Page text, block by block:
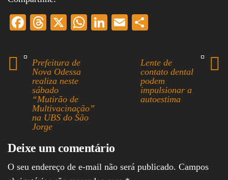
Fa
bo
ok
T
ea
ds
X
W
Li
E
ail
Prefeitura de
Nova Odessa
realiza neste
sábado
“Mutirão de
Multivacinação”
na UBS do São
Jorge
Lente de
contato dental
podem
impulsionar a
autoestima
Deixe um comentário
O seu endereço de e-mail não será publicado. Campos